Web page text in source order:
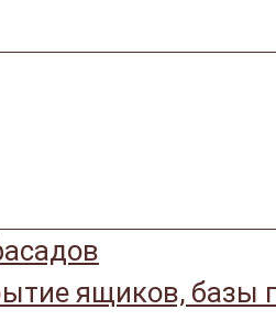
ящиков, базы